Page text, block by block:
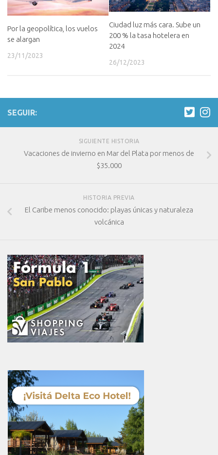
Por la geopolítica, los vuelos
se alargan
23/11/2023
Ciudad luz más cara. Sube un
200 % la tasa hotelera en
2024
26/12/2023
SEGUIR:
SIGUIENTE HISTORIA
Vacaciones de invierno en Mar del Plata por menos de
$35.000
HISTORIA PREVIA
El Caribe menos conocido: playas únicas y naturaleza
volcánica